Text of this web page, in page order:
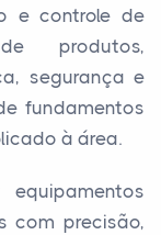
e controle de
produtos,
segurança e
fundamentos
à área.
com precisão,